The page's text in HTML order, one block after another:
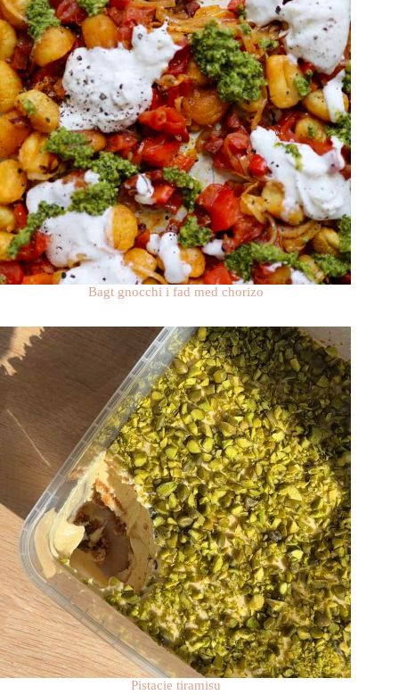
Bagt gnocchi i fad med chorizo
Pistacie tiramisu